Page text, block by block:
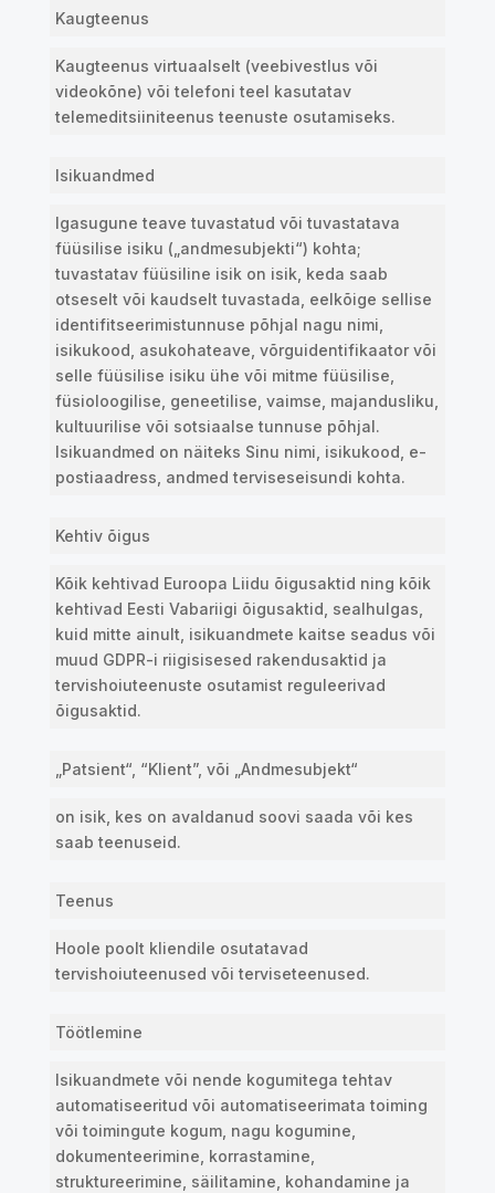
Kaugteenus
Kaugteenus virtuaalselt (veebivestlus või
videokõne) või telefoni teel kasutatav
telemeditsiiniteenus teenuste osutamiseks.
Isikuandmed
Igasugune teave tuvastatud või tuvastatava
füüsilise isiku („andmesubjekti“) kohta;
tuvastatav füüsiline isik on isik, keda saab
otseselt või kaudselt tuvastada, eelkõige sellise
identifitseerimistunnuse põhjal nagu nimi,
isikukood, asukohateave, võrguidentifikaator või
selle füüsilise isiku ühe või mitme füüsilise,
füsioloogilise, geneetilise, vaimse, majandusliku,
kultuurilise või sotsiaalse tunnuse põhjal.
Isikuandmed on näiteks Sinu nimi, isikukood, e-
postiaadress, andmed terviseseisundi kohta.
Kehtiv õigus
Kõik kehtivad Euroopa Liidu õigusaktid ning kõik
kehtivad Eesti Vabariigi õigusaktid, sealhulgas,
kuid mitte ainult, isikuandmete kaitse seadus või
muud GDPR-i riigisisesed rakendusaktid ja
tervishoiuteenuste osutamist reguleerivad
õigusaktid.
„Patsient“, “Klient”, või „Andmesubjekt“
on isik , kes on avaldanud soovi saada või kes
saab teenuseid.
Teenus
Hoole poolt kliendile osutatavad
tervishoiuteenused või terviseteenused.
Töötlemine
Isikuandmete või nende kogumitega tehtav
automatiseeritud või automatiseerimata toiming
või toimingute kogum, nagu kogumine,
dokumenteerimine, korrastamine,
struktureerimine, säilitamine, kohandamine ja